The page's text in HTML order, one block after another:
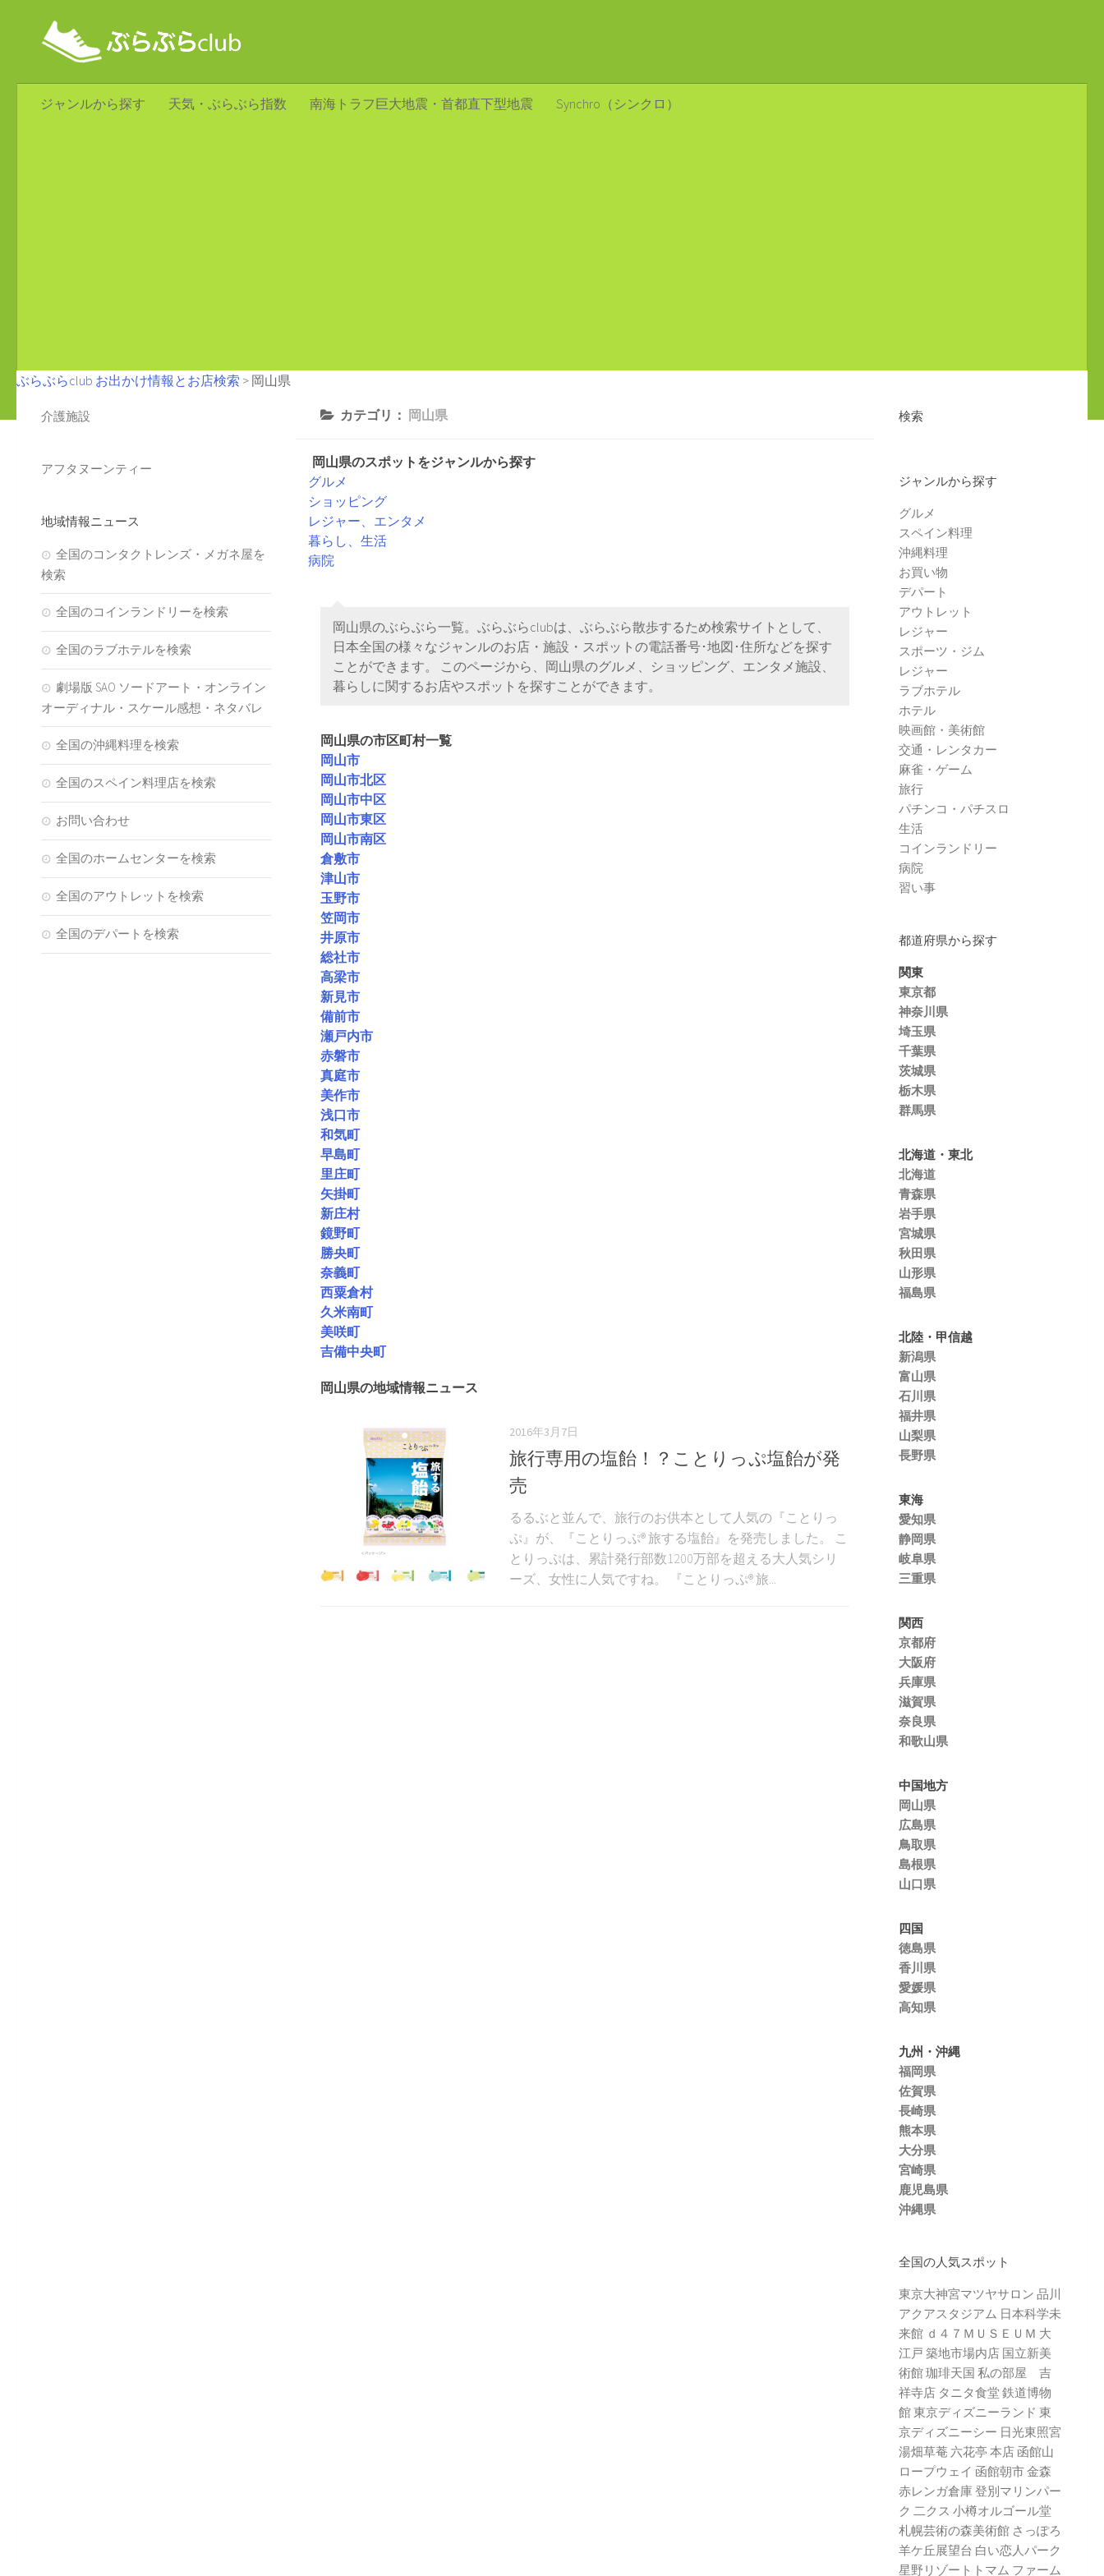
ジャンルから探す 天気・ぶらぶら指数 南海トラフ巨大地震・首都直下型地震 Synchro（シンクロ）
ぶらぶらclub お出かけ情報とお店検索 > 岡山県
カテゴリ： 岡山県
岡山県のスポットをジャンルから探す
グルメ
ショッピング
レジャー、エンタメ
暮らし、生活
病院
岡山県のぶらぶら一覧。ぶらぶらclubは、ぶらぶら散歩するため検索サイトとして、
日本全国の様々なジャンルのお店・施設・スポットの電話番号･地図･住所などを探す
ことができます。 このページから、岡山県のグルメ、ショッピング、エンタメ施設、
暮らしに関するお店やスポットを探すことができます。
岡山県の市区町村一覧
岡山市
岡山市北区
岡山市中区
岡山市東区
岡山市南区
倉敷市
津山市
玉野市
笠岡市
井原市
総社市
高梁市
新見市
備前市
瀬戸内市
赤磐市
真庭市
美作市
浅口市
和気町
早島町
里庄町
矢掛町
新庄村
鏡野町
勝央町
奈義町
西粟倉村
久米南町
美咲町
吉備中央町
岡山県の地域情報ニュース
2016年3月7日
旅行専用の塩飴！？ことりっぷ塩飴が発
売
るるぶと並んで、旅行のお供本として人気の『ことりっ
ぷ』が、『ことりっぷ® 旅する塩飴』を発売しました。 こ
とりっぷは、累計発行部数1200万部を超える大人気シリ
ーズ、女性に人気ですね。 『ことりっぷ® 旅...
介護施設
アフタヌーンティー
地域情報ニュース
全国のコンタクトレンズ・メガネ屋を
検索
全国のコインランドリーを検索
全国のラブホテルを検索
劇場版 SAO ソードアート・オンライン
オーディナル・スケール感想・ネタバレ
全国の沖縄料理を検索
全国のスペイン料理店を検索
お問い合わせ
全国のホームセンターを検索
全国のアウトレットを検索
全国のデパートを検索
検索
ジャンルから探す
グルメ
スペイン料理
沖縄料理
お買い物
デパート
アウトレット
レジャー
スポーツ・ジム
レジャー
ラブホテル
ホテル
映画館・美術館
交通・レンタカー
麻雀・ゲーム
旅行
パチンコ・パチスロ
生活
コインランドリー
病院
習い事
都道府県から探す
関東
東京都
神奈川県
埼玉県
千葉県
茨城県
栃木県
群馬県
北海道・東北
北海道
青森県
岩手県
宮城県
秋田県
山形県
福島県
北陸・甲信越
新潟県
富山県
石川県
福井県
山梨県
長野県
東海
愛知県
静岡県
岐阜県
三重県
関西
京都府
大阪府
兵庫県
滋賀県
奈良県
和歌山県
中国地方
岡山県
広島県
鳥取県
島根県
山口県
四国
徳島県
香川県
愛媛県
高知県
九州・沖縄
福岡県
佐賀県
長崎県
熊本県
大分県
宮崎県
鹿児島県
沖縄県
全国の人気スポット
東京大神宮マツヤサロン 品川
アクアスタジアム 日本科学未
来館 ｄ４７ＭＵＳＥＵＭ 大
江戸 築地市場内店 国立新美
術館珈琲天国 私の部屋 吉
祥寺店 タニタ食堂 鉄道博物
館東京ディズニーランド 東
京ディズニーシー 日光東照宮
湯畑草菴 六花亭 本店 函館山
ロープウェイ 函館朝市金森
赤レンガ倉庫登別マリンパー
ク 二クス 小樽オルゴール堂
札幌芸術の森美術館 さっぽろ
羊ケ丘展望台 白い恋人パーク
星野リゾートトマム ファーム